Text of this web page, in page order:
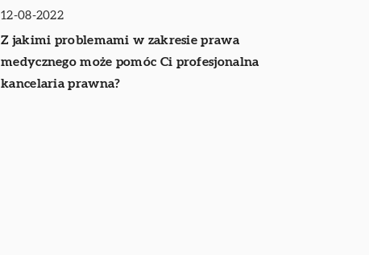
12-08-2022
Z jakimi problemami w zakresie prawa
medycznego może pomóc Ci profesjonalna
kancelaria prawna?